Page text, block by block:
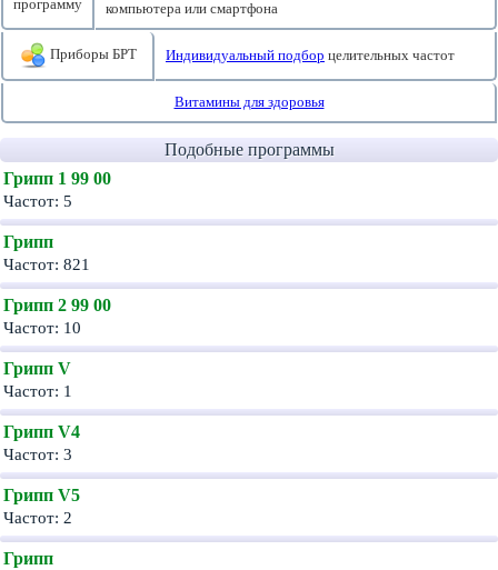
программу
компьютера или смартфона
Приборы БРТ Индивидуальный подбор целительных частот
Витамины для здоровья
Подобные программы
Грипп 1 99 00
Частот: 5
Грипп
Частот: 821
Грипп 2 99 00
Частот: 10
Грипп V
Частот: 1
Грипп V4
Частот: 3
Грипп V5
Частот: 2
Грипп